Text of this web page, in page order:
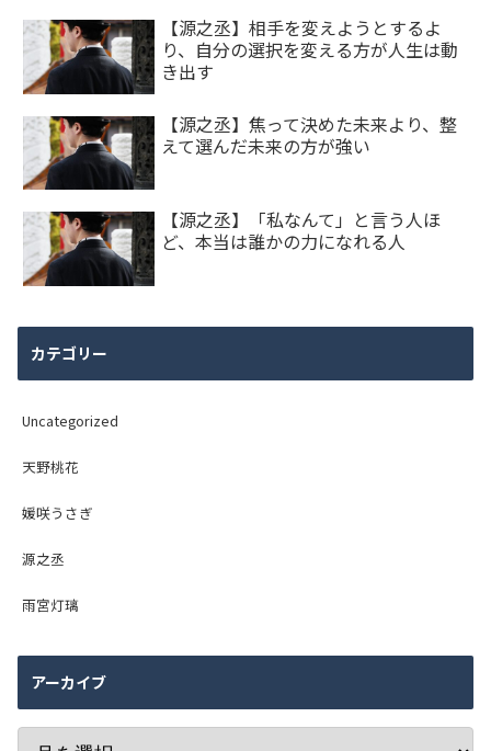
【源之丞】相手を変えようとするよ
り、自分の選択を変える方が人生は動
き出す
【源之丞】焦って決めた未来より、整
えて選んだ未来の方が強い
【源之丞】「私なんて」と言う人ほ
ど、本当は誰かの力になれる人
カテゴリー
Uncategorized
天野桃花
媛咲うさぎ
源之丞
雨宮灯璃
アーカイブ